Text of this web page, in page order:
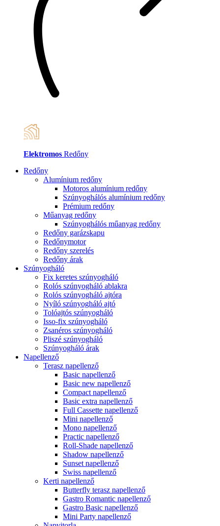
Elektromos Redőny
Redőny
Alumínium redőny
Motoros alumínium redőny
Szúnyoghálós alumínium redőny
Prémium redőny
Műanyag redőny
Szúnyoghálós műanyag redőny
Redőny garázskapu
Redőnymotor
Redőny szerelés
Redőny árak
Szúnyogháló
Fix keretes szúnyogháló
Rolós szúnyogháló ablakra
Rolós szúnyogháló ajtóra
Nyíló szúnyogháló ajtó
Tolóajtós szúnyogháló
Isso-fix szúnyogháló
Zsanéros szúnyogháló
Pliszé szúnyogháló
Szúnyogháló árak
Napellenző
Terasz napellenző
Basic napellenző
Basic new napellenző
Compact napellenző
Basic extra napellenző
Full Cassette napellenző
Mini napellenző
Mono napellenző
Practic napellenző
Roll-Shade napellenző
Shadow napellenző
Sunset napellenző
Swiss napellenző
Kerti napellenző
Butterfly terasz napellenző
Gastro Romantic napellenző
Gastro Basic napellenző
Mini Party napellenző